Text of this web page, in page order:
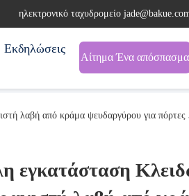
ηλεκτρονικό ταχυδρομείο
Εκδηλώσεις
Αίτημα Ένα απόσπασμα
λαβή από κράμα ψευδαργύρου για
εγκατάσταση